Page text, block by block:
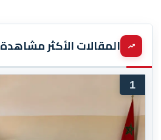
المقالات الأكثر مشاهدة
1